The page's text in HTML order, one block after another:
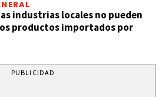
industrias locales no pueden
productos importados por
PUBLICIDAD